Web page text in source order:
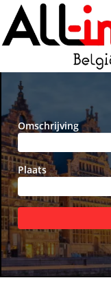
Omschrijving
Plaats